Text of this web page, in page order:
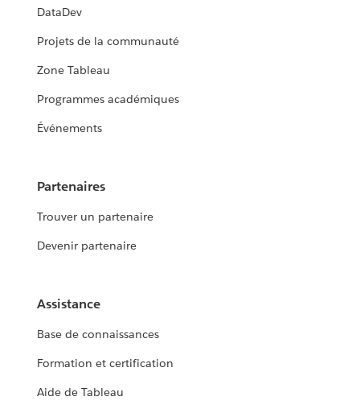
DataDev
Projets de la communauté
Zone Tableau
Programmes académiques
Événements
Partenaires
Trouver un partenaire
Devenir partenaire
Assistance
Base de connaissances
Formation et certification
Aide de Tableau